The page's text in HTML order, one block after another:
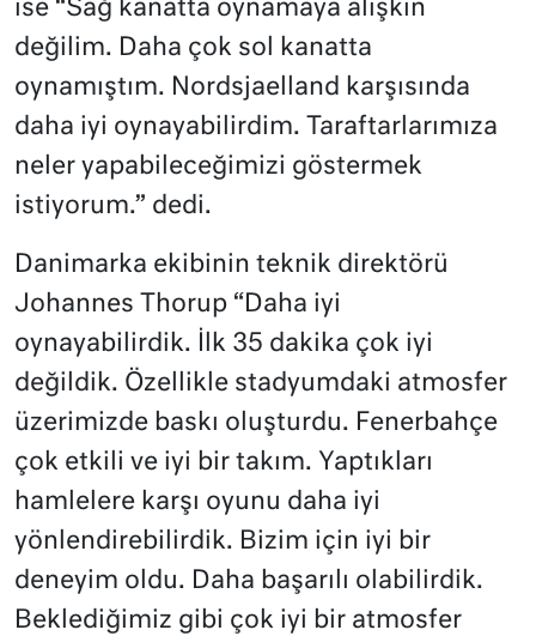
ise “Sağ kanatta oynamaya alışkın
değilim. Daha çok sol kanatta
oynamıştım. Nordsjaelland karşısında
daha iyi oynayabilirdim. Taraftarlarımıza
neler yapabileceğimizi göstermek
istiyorum.” dedi.
Danimarka ekibinin teknik direktörü
Johannes Thorup “Daha iyi
oynayabilirdik. İlk 35 dakika çok iyi
değildik. Özellikle stadyumdaki atmosfer
üzerimizde baskı oluşturdu. Fenerbahçe
çok etkili ve iyi bir takım. Yaptıkları
hamlelere karşı oyunu daha iyi
yönlendirebilirdik. Bizim için iyi bir
deneyim oldu. Daha başarılı olabilirdik.
Beklediğimiz gibi çok iyi bir atmosfer